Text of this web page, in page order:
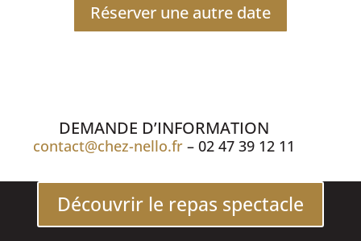
Réserver une autre date
DEMANDE D’INFORMATION
contact@chez-nello.fr – 02 47 39 12 11
Découvrir le repas spectacle